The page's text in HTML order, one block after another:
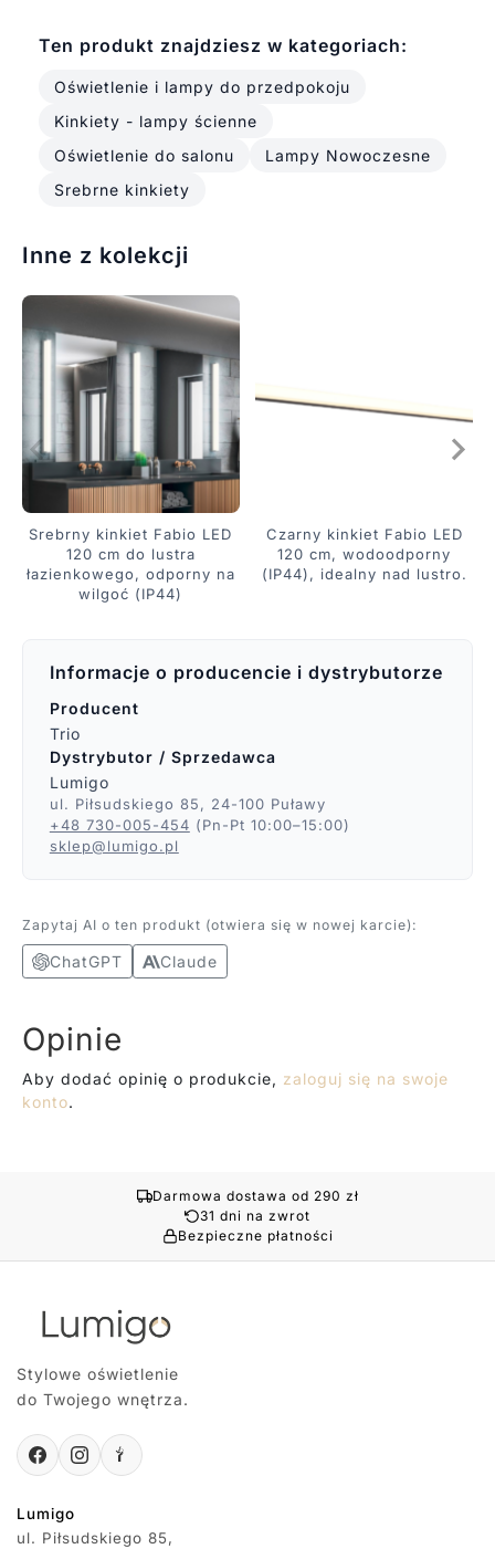
Ten produkt znajdziesz w kategoriach:
Oświetlenie i lampy do przedpokoju
Kinkiety - lampy ścienne
Oświetlenie do salonu
Lampy Nowoczesne
Srebrne kinkiety
Inne z kolekcji
Srebrny kinkiet Fabio LED
120 cm do lustra
łazienkowego, odporny na
wilgoć (IP44)
Czarny kinkiet Fabio LED
120 cm, wodoodporny
(IP44), idealny nad lustro.
Informacje o producencie i dystrybutorze
Producent
Trio
Dystrybutor / Sprzedawca
Lumigo
ul. Piłsudskiego 85, 24-100 Puławy
+48 730-005-454 (Pn-Pt 10:00–15:00)
sklep@lumigo.pl
Zapytaj AI o ten produkt (otwiera się w nowej karcie):
ChatGPT Claude
Opinie
Aby dodać opinię o produkcie, zaloguj się na swoje
konto.
Darmowa dostawa od 290 zł
31 dni na zwrot
Bezpieczne płatności
Stylowe oświetlenie
do Twojego wnętrza.
Lumigo
ul. Piłsudskiego 85,